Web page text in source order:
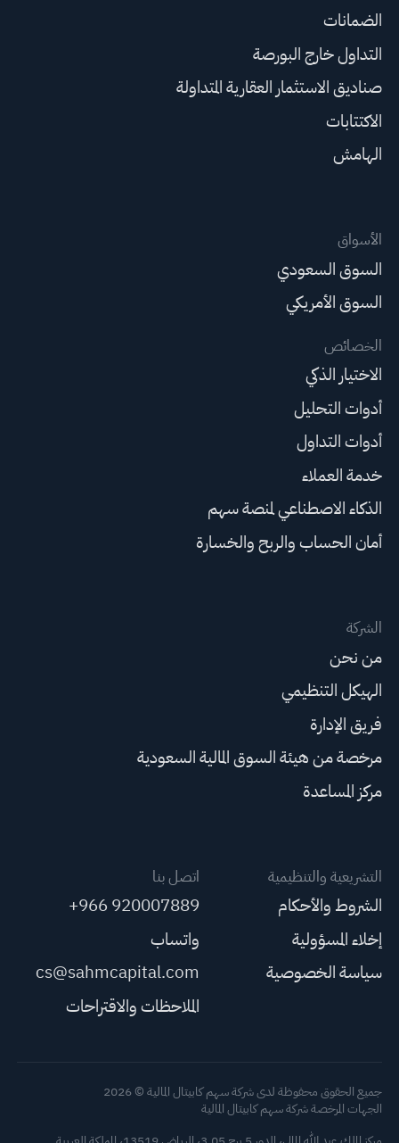
الضمانات
التداول خارج البورصة
صناديق الاستثمار العقارية المتداولة
الاكتتابات
الهامش
الأسواق
السوق السعودي
السوق الأمريكي
الخصائص
الاختيار الذكي
أدوات التحليل
أدوات التداول
خدمة العملاء
الذكاء الاصطناعي لمنصة سهم
أمان الحساب والربح والخسارة
الشركة
من نحن
الهيكل التنظيمي
فريق الإدارة
مرخصة من هيئة السوق المالية السعودية
مركز المساعدة
التشريعية والتنظيمية
الشروط والأحكام
إخلاء المسؤولية
سياسة الخصوصية
اتصل بنا
+966 920007889
واتساب
cs@sahmcapital.com
الملاحظات والاقتراحات
جميع الحقوق محفوظة لدى شركة سهم كابيتال المالية © 2026
الجهات المرخصة شركة سهم كابيتال المالية